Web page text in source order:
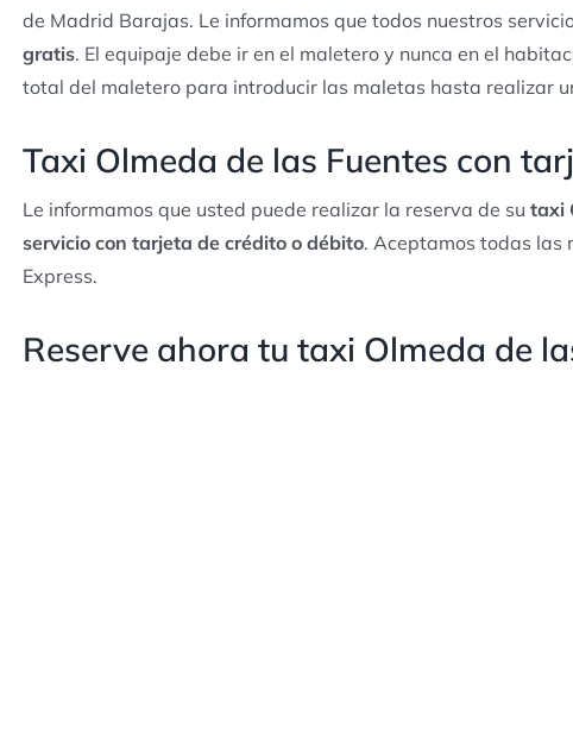
de Madrid Barajas. Le informamos que todos nuestros
gratis. El equipaje debe ir en el maletero y nunca en el
total del maletero para introducir las maletas hasta realizar
Taxi Olmeda de las Fuentes con
Le informamos que usted puede realizar la reserva de su taxi
servicio con tarjeta de crédito o débito. Aceptamos todas las
Express.
Reserve ahora tu taxi Olmeda de